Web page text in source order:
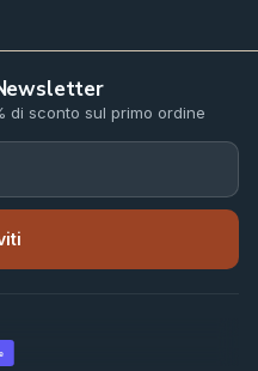
di sconto sul primo ordine